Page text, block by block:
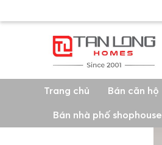
Trang chủ Bán căn hộ
Bán nhà phố shophouse